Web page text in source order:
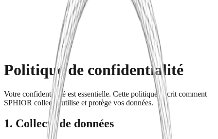
Politique de confidentialité
Votre confidentialité est essentielle. Cette politique décrit comment
SPHIOR collecte, utilise et protège vos données.
1. Collecte de données